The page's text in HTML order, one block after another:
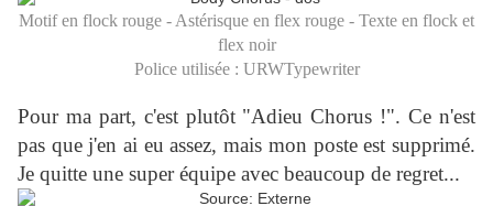
Motif en flock rouge - Astérisque en flex rouge - Texte en flock et
flex noir
Police utilisée : URWTypewriter
Pour ma part, c'est plutôt "Adieu Chorus !". Ce n'est
pas que j'en ai eu assez, mais mon poste est supprimé.
Je quitte une super équipe avec beaucoup de regret...